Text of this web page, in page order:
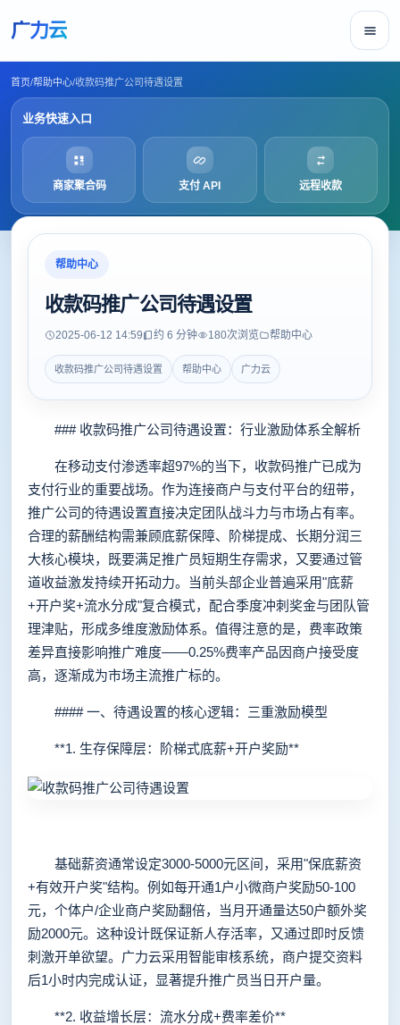
广力云
首页/帮助中心/收款码推广公司待遇设置
业务快速入口
商家聚合码 支付 API 远程收款
帮助中心
收款码推广公司待遇设置
2025-06-12 14:59 约 6 分钟 180次浏览 帮助中心
收款码推广公司待遇设置 帮助中心 广力云
### 收款码推广公司待遇设置：行业激励体系全解析
在移动支付渗透率超97%的当下，收款码推广已成为
支付行业的重要战场。作为连接商户与支付平台的纽带，
推广公司的待遇设置直接决定团队战斗力与市场占有率。
合理的薪酬结构需兼顾底薪保障、阶梯提成、长期分润三
大核心模块，既要满足推广员短期生存需求，又要通过管
道收益激发持续开拓动力。当前头部企业普遍采用"底薪
+开户奖+流水分成"复合模式，配合季度冲刺奖金与团队管
理津贴，形成多维度激励体系。值得注意的是，费率政策
差异直接影响推广难度——0.25%费率产品因商户接受度
高，逐渐成为市场主流推广标的。
#### 一、待遇设置的核心逻辑：三重激励模型
**1. 生存保障层：阶梯式底薪+开户奖励**
基础薪资通常设定3000-5000元区间，采用"保底薪资
+有效开户奖"结构。例如每开通1户小微商户奖励50-100
元，个体户/企业商户奖励翻倍，当月开通量达50户额外奖
励2000元。这种设计既保证新人存活率，又通过即时反馈
刺激开单欲望。广力云采用智能审核系统，商户提交资料
后1小时内完成认证，显著提升推广员当日开户量。
**2. 收益增长层：流水分成+费率差价**